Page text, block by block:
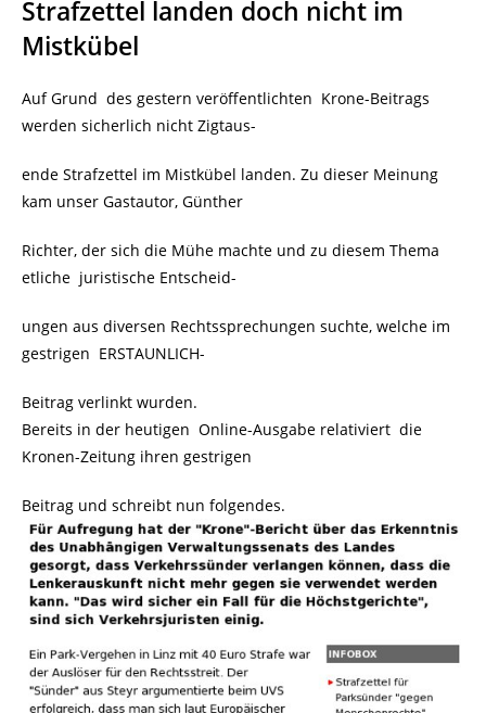
Strafzettel landen doch nicht im
Mistkübel
Auf Grund des gestern veröffentlichten Krone-Beitrags
werden sicherlich nicht Zigtaus-
ende Strafzettel im Mistkübel landen. Zu dieser Meinung
kam unser Gastautor, Günther
Richter, der sich die Mühe machte und zu diesem Thema
etliche juristische Entscheid-
ungen aus diversen Rechtssprechungen suchte, welche im
gestrigen ERSTAUNLICH-
Beitrag verlinkt wurden.
Bereits in der heutigen Online-Ausgabe relativiert die
Kronen-Zeitung ihren gestrigen
Beitrag und schreibt nun folgendes.